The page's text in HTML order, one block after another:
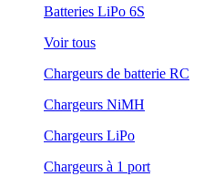
Batteries LiPo 6S
Voir tous
Chargeurs de batterie RC
Chargeurs NiMH
Chargeurs LiPo
Chargeurs à 1 port